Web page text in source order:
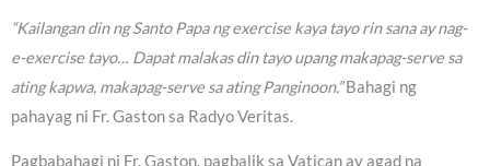
“Kailangan din ng Santo Papa ng exercise kaya tayo rin sana ay nag-
e-exercise tayo… Dapat malakas din tayo upang makapag-serve sa
ating kapwa, makapag-serve sa ating Panginoon.”Bahagi ng
pahayag ni Fr. Gaston sa Radyo Veritas.
Pagbabahagi ni Fr. Gaston, pagbalik sa Vatican ay agad na